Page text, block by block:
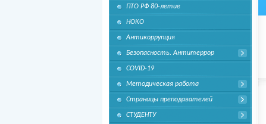
ПТО РФ 80-летие
НОКО
Антикоррупция
Безопасность. Антитеррор
COVID-19
Методическая работа
Страницы преподавателей
СТУДЕНТУ